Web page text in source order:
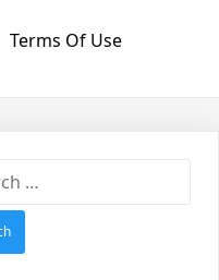
Terms Of Use